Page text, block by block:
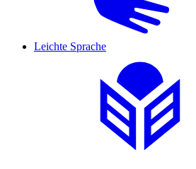
Leichte Sprache